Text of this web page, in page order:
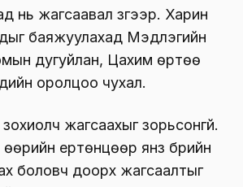
нь жагсаавал зүгээр. Харин
баяжуулахад Мэдлэгийн
дугуйлан, Цахим өртөө
оролцоо чухал.
жагсаахыг зорьсонгүй.
өөрийн ертөнцөөр янз бүрийн
боловч доорх жагсаалтыг